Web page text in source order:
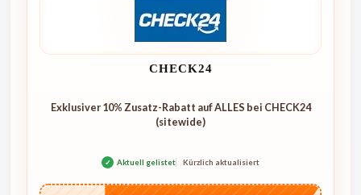
CHECK24
Exklusiver 10% Zusatz-Rabatt auf ALLES bei CHECK24
(sitewide)
✓ Aktuell gelistet Kürzlich aktualisiert